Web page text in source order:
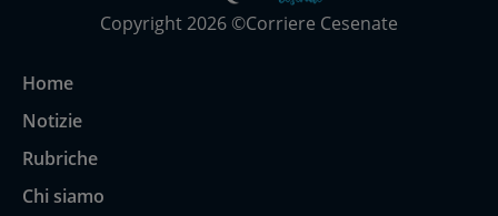
Copyright 2026 ©Corriere Cesenate
Home
Notizie
Rubriche
Chi siamo